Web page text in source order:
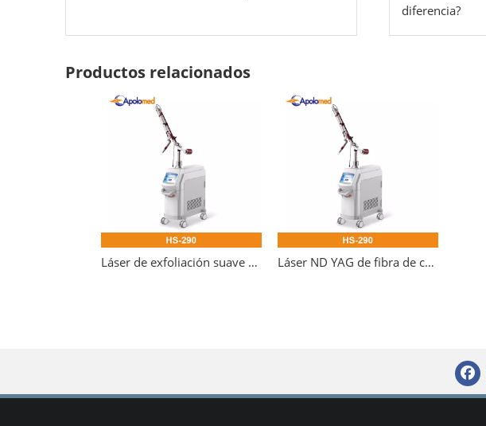
diferencia?
Productos relacionados
Láser de exfoliación suave QS Láser de exfoliación de carbono Láser ND YAG Láser ND YAG de fibra de carbono con aprobación CE de 1064 Nm/532 Nm